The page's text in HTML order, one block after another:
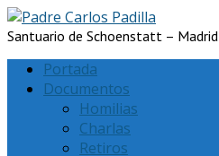
Santuario de Schoenstatt – Madrid
Portada
Documentos
Homilias
Charlas
Retiros